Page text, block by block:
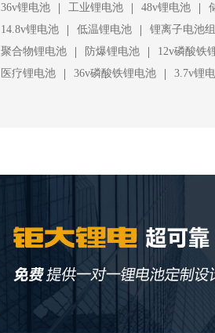
36v锂电池 | 工业锂电池 | 48v锂电池 |
14.8v锂电池
| 低温锂电池 |
锂离子电池组
聚合物锂电池
| 防爆锂电池 |
12v磷酸铁
医疗锂电池
| 36v磷酸铁锂电池 | 3.7v锂